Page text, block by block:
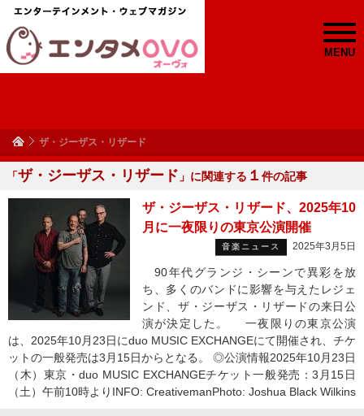
MENU
ザ・ジーザス・リザード
「ザ・ジーザス・リザード 」に関連する １ 件の記事
ザ・ジーザス・リザード、2025年10
月に一夜限りの東京公演開催
音楽ニュース 2025年3月5日
90年代グランジ・シーンで異彩を放
ち、多くのバンドに影響を与えたレジェ
ンド、ザ・ジーザス・リザードの来日公
演が決定した。 一夜限りの東京公演
は、2025年10月23日にduo MUSIC EXCHANGEにて開催され、チケ
ットの一般発売は3月15日からとなる。 ◎公演情報2025年10月23日
（木）東京・duo MUSIC EXCHANGEチケット一般発売：3月15日
（土）午前10時よりINFO: CreativemanPhoto: Joshua Black Wilkins